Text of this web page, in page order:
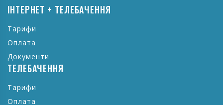
ІНТЕРНЕТ + ТЕЛЕБАЧЕННЯ
Тарифи
Оплата
Документи
ТЕЛЕБАЧЕННЯ
Тарифи
Оплата